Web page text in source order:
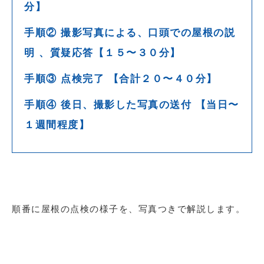
分】
手順② 撮影写真による、口頭での屋根の説
明 、質疑応答【１５〜３０分】
手順③ 点検完了 【合計２０〜４０分】
手順④ 後日、撮影した写真の送付 【当日〜
１週間程度】
順番に屋根の点検の様子を、写真つきで解説します。